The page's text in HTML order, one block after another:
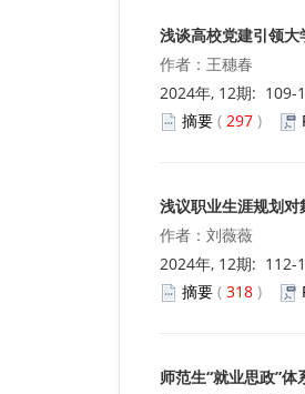
浅谈高校党建引领
作者：王穗春
2024年, 12期: 109-
摘要 ( 297 )
浅议职业生涯规划
作者：刘薇薇
2024年, 12期: 112-
摘要 ( 318 )
师范生“就业思政”